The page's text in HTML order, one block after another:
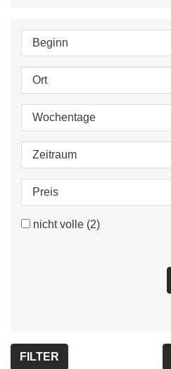
Beginn
Ort
Wochentage
Zeitraum
Preis
nicht volle (2)
FILTER